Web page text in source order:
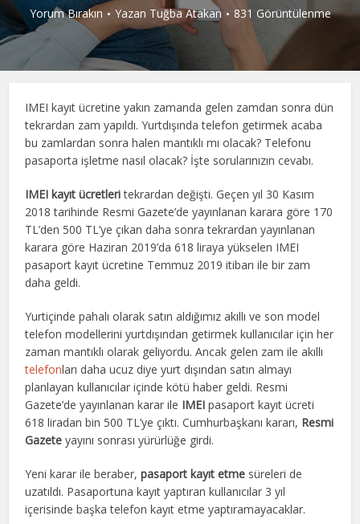
Yorum Bırakın Yazan Tuğba Atakan 831 Görüntülenme
IMEI kayıt ücretine yakın zamanda gelen zamdan sonra dün
tekrardan zam yapıldı. Yurtdışında telefon getirmek acaba
bu zamlardan sonra halen mantıklı mı olacak? Telefonu
pasaporta işletme nasıl olacak? İşte sorularınızın cevabı.
IMEI kayıt ücretleritekrardan değişti. Geçen yıl 30 Kasım
2018 tarihinde Resmi Gazete’de yayınlanan karara göre 170
TL’den 500 TL’ye çıkan daha sonra tekrardan yayınlanan
karara göre Haziran 2019’da 618 liraya yükselen IMEI
pasaport kayıt ücretine Temmuz 2019 itibarı ile bir zam
daha geldi.
Yurtiçinde pahalı olarak satın aldığımız akıllı ve son model
telefon modellerini yurtdışından getirmek kullanıcılar için her
zaman mantıklı olarak geliyordu. Ancak gelen zam ile akıllı
telefonları daha ucuz diye yurt dışından satın almayı
planlayan kullanıcılar içinde kötü haber geldi. Resmi
Gazete’de yayınlanan karar ile IMEI pasaport kayıt ücreti
618 liradan bin 500 TL’ye çıktı. Cumhurbaşkanı kararı, Resmi
Gazete yayını sonrası yürürlüğe girdi.
Yeni karar ile beraber,pasaport kayıt etme süreleri de
uzatıldı. Pasaportuna kayıt yaptıran kullanıcılar 3 yıl
içerisinde başka telefon kayıt etme yaptıramayacaklar.